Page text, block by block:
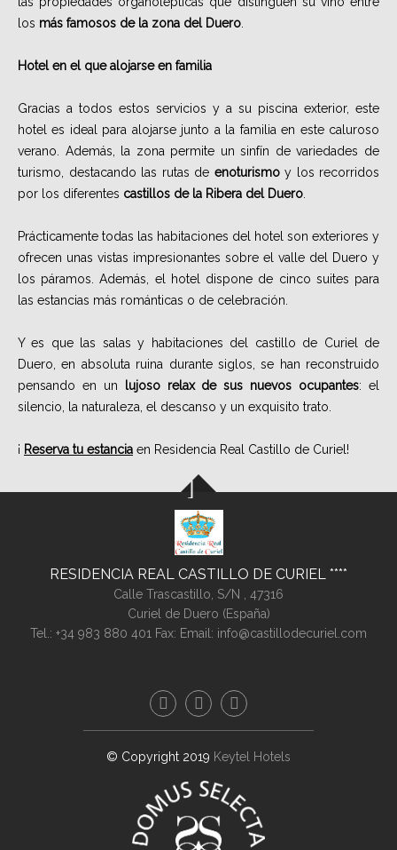
los más famosos de la zona del Duero
Hotel en el que alojarse en familia
Gracias a todos estos servicios y a su piscina exterior, este
hotel es ideal para alojarse junto a la familia en este caluroso
verano. Además, la zona permite un sinfín de variedades de
turismo, destacando las rutas de enoturismoy los recorridos
por los diferentes castillos de la Ribera del Duero
Prácticamente todas las habitaciones del hotel son exteriores y
ofrecen unas vistas impresionantes sobre el valle del Duero y
los páramos. Además, el hotel dispone de cinco suites para
las estancias más románticas o de celebración.
Y es que las salas y habitaciones del castillo de Curiel de
Duero, en absoluta ruina durante siglos, se han reconstruido
pensando en un lujoso relax de sus nuevos ocupantes: el
silencio, la naturaleza, el descanso y un exquisito trato.
¡ Reserva tu estancia en Residencia Real Castillo de Curiel!
RESIDENCIA REAL CASTILLO DE CURIEL
Calle Trascastillo, S/N , 47316
Curiel de Duero (España)
Tel.: +34 983 880 401 Fax: Email: info@castillodecuriel.com
© Copyright 2019 Keytel Hotels